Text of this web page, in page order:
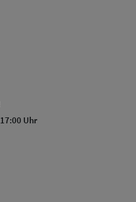
17:00 Uhr